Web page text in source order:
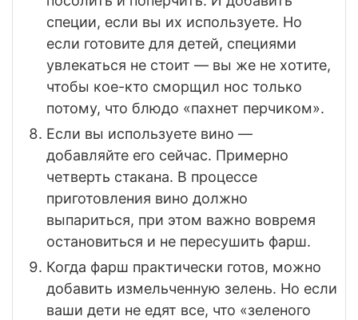
специи, если вы их используете. Но
если готовите для детей, специями
увлекаться не стоит — вы же не хотите,
чтобы кое-кто сморщил нос только
потому, что блюдо «пахнет перчиком».
Если вы используете вино —
добавляйте его сейчас. Примерно
четверть стакана. В процессе
приготовления вино должно
выпариться, при этом важно вовремя
остановиться и не пересушить фарш.
Когда фарш практически готов, можно
добавить измельченную зелень. Но если
ваши дети не едят все, что «зеленого